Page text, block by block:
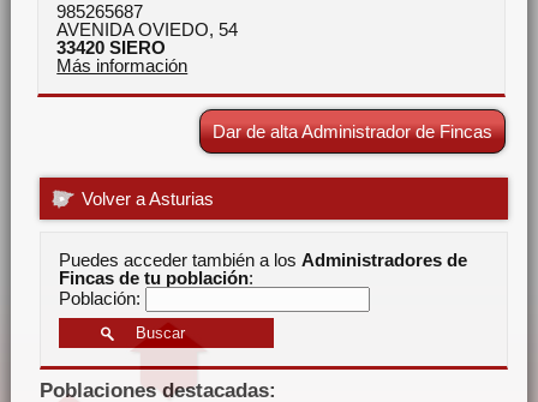
985265687
AVENIDA OVIEDO, 54
33420 SIERO
Más información
Dar de alta Administrador de Fincas
Volver a Asturias
Puedes acceder también a losAdministradores de
Fincas de tu población:
Población:
Poblaciones destacadas: